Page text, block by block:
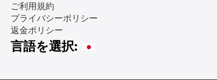
ご利用規約
プライバシーポリシー
返金ポリシー
言語を選択: